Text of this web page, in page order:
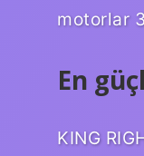
motorlar
En
KING